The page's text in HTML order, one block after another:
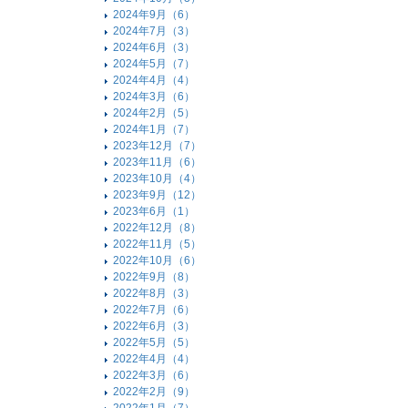
2024年9月（6）
2024年7月（3）
2024年6月（3）
2024年5月（7）
2024年4月（4）
2024年3月（6）
2024年2月（5）
2024年1月（7）
2023年12月（7）
2023年11月（6）
2023年10月（4）
2023年9月（12）
2023年6月（1）
2022年12月（8）
2022年11月（5）
2022年10月（6）
2022年9月（8）
2022年8月（3）
2022年7月（6）
2022年6月（3）
2022年5月（5）
2022年4月（4）
2022年3月（6）
2022年2月（9）